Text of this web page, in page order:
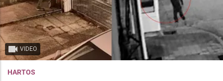
VIDEO
HARTOS